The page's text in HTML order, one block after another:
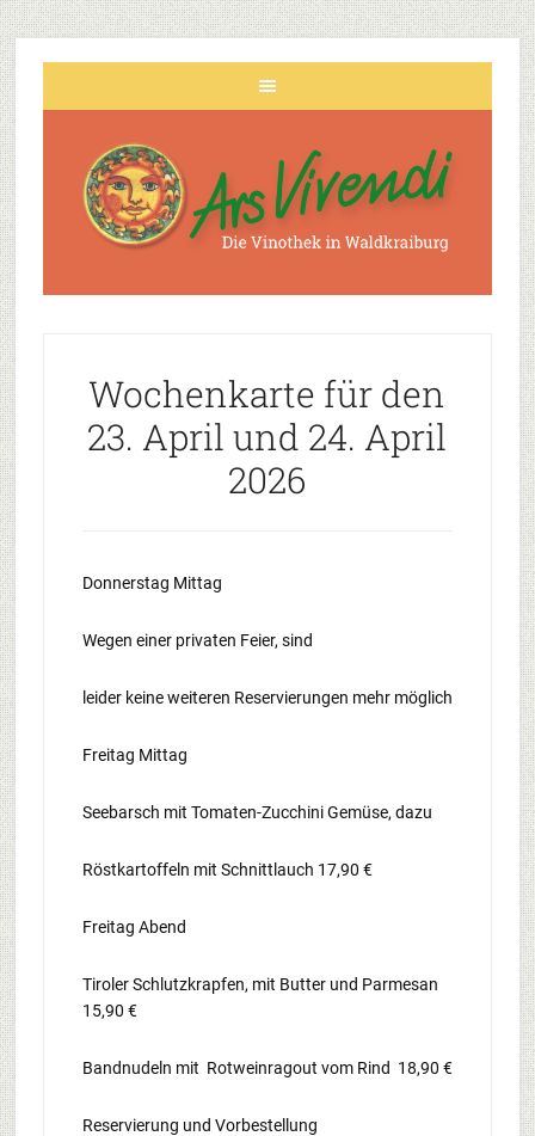
Wochenkarte für den
23. April und 24. April
2026
Donnerstag Mittag
Wegen einer privaten Feier, sind
leider keine weiteren Reservierungen mehr möglich
Freitag Mittag
Seebarsch mit Tomaten-Zucchini Gemüse, dazu
Röstkartoffeln mit Schnittlauch 17,90 €
Freitag Abend
Tiroler Schlutzkrapfen, mit Butter und Parmesan
15,90 €
Bandnudeln mit Rotweinragout vom Rind 18,90 €
Reservierung und Vorbestellung